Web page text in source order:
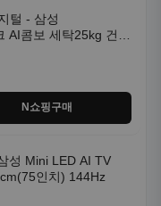
털 - 삼성
AI콤보 세탁25kg 건조
N쇼핑구매
성 Mini LED AI TV
인치) 144Hz